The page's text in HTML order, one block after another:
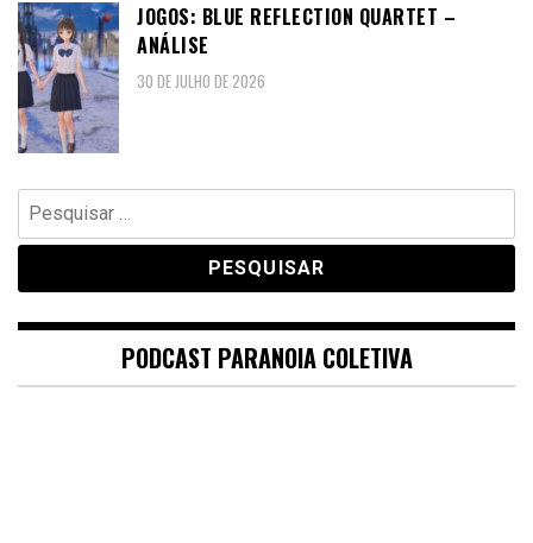
JOGOS: BLUE REFLECTION QUARTET –
ANÁLISE
30 DE JULHO DE 2026
Pesquisar
por:
PODCAST PARANOIA COLETIVA